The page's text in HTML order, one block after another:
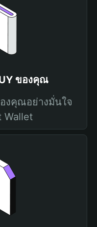
ของคุณ
งคุณอย่างมั่นใจ
Wallet